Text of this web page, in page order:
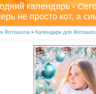
календарь -
не просто кот, а
Фотошопа » Календари для